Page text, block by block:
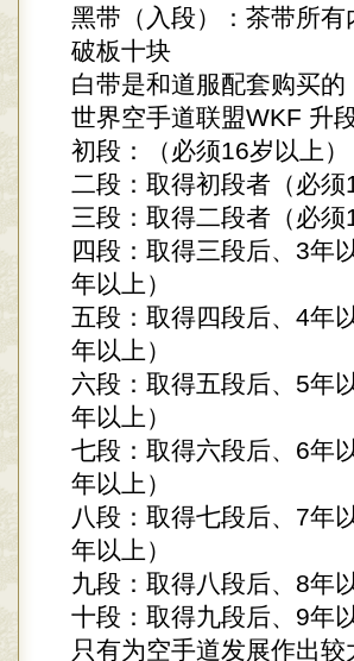
黑带（入段）：茶带所
破板十块
白带是和道服配套购买
世界空手道联盟WKF 升
初段：（必须16岁以上）
二段：取得初段者（必须
三段：取得二段者（必须
四段：取得三段后、3年
年以上）
五段：取得四段后、4年
年以上）
六段：取得五段后、5年
年以上）
七段：取得六段后、6年
年以上）
八段：取得七段后、7年
年以上）
九段：取得八段后、8年
十段：取得九段后、9年
只有为空手道发展作出